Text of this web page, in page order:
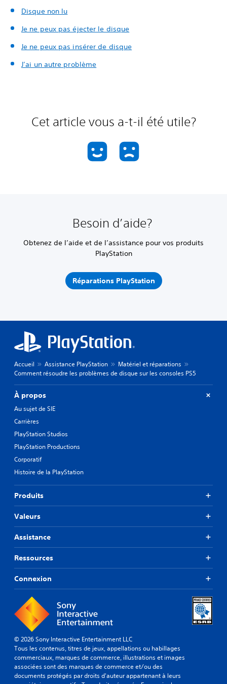
Disque non lu
Je ne peux pas éjecter le disque
Je ne peux pas insérer de disque
J’ai un autre problème
Cet article vous a-t-il été utile?
Besoin d’aide?
Obtenez de l’aide et de l’assistance pour vos produits
PlayStation
Réparations PlayStation
Accueil Assistance PlayStation
Matériel et réparations
Comment résoudre les problèmes de disque sur les consoles PS5
À propos
Au sujet de SIE
Carrières
PlayStation Studios
PlayStation Productions
Corporatif
Histoire de la PlayStation
Produits
Valeurs
Assistance
Ressources
Connexion
© 2026 Sony Interactive Entertainment LLC
Tous les contenus, titres de jeux, appellations ou habillages
commerciaux, marques de commerce, illustrations et images
associées sont des marques de commerce et/ou des
documents protégés par droits d'auteur appartenant à leurs